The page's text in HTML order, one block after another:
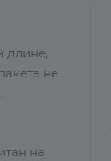
длине,
не
на